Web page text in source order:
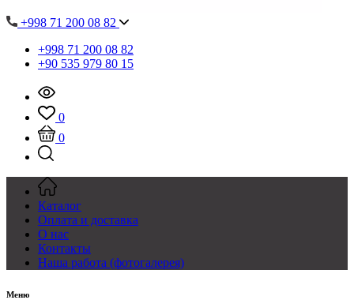
+998 71 200 08 82
+998 71 200 08 82
+90 535 979 80 15
0
0
Каталог
Оплата и доставка
О нас
Контакты
Наша работа (фотогалерея)
Меню